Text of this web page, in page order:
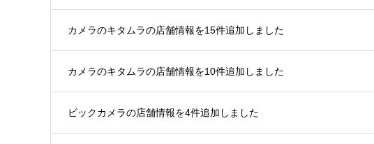
カメラのキタムラの店舗情報を15件追加しました
カメラのキタムラの店舗情報を10件追加しました
ビックカメラの店舗情報を4件追加しました